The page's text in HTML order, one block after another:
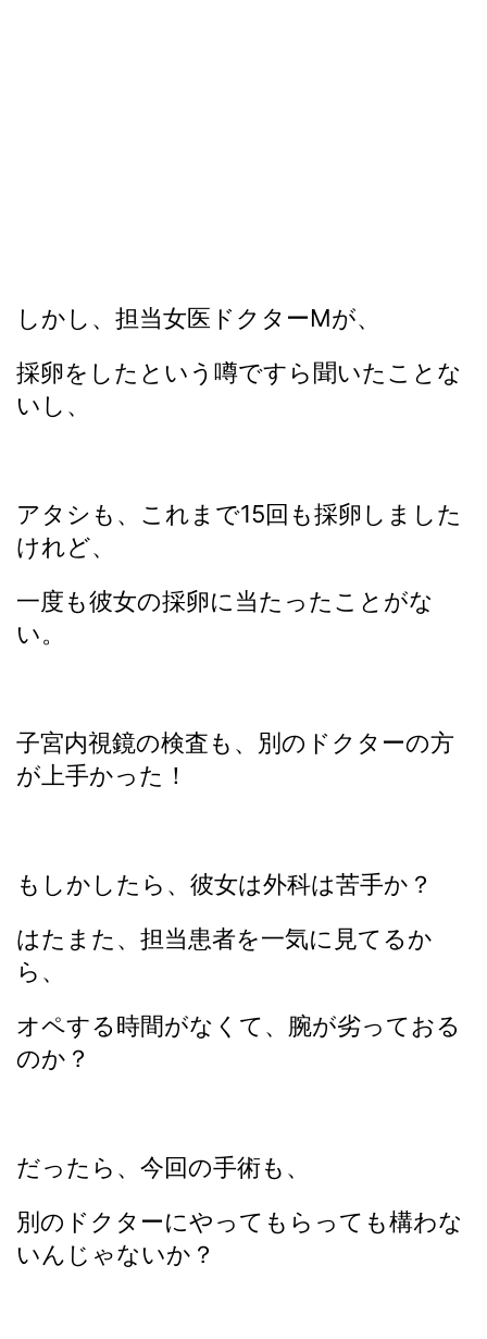
しかし、担当女医ドクターMが、
採卵をしたという噂ですら聞いたことな
いし、
アタシも、これまで15回も採卵しました
けれど、
一度も彼女の採卵に当たったことがな
い。
子宮内視鏡の検査も、別のドクターの方
が上手かった！
もしかしたら、彼女は外科は苦手か？
はたまた、担当患者を一気に見てるか
ら、
オペする時間がなくて、腕が劣っておる
のか？
だったら、今回の手術も、
別のドクターにやってもらっても構わな
いんじゃないか？